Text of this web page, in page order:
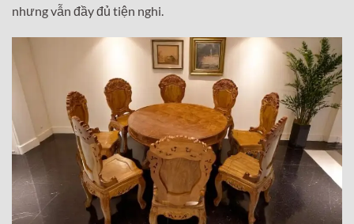
nhưng vẫn đầy đủ tiện nghi.